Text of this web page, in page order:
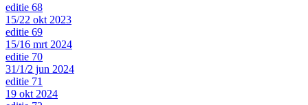
editie 68
15/22 okt 2023
editie 69
15/16 mrt 2024
editie 70
31/1/2 jun 2024
editie 71
19 okt 2024